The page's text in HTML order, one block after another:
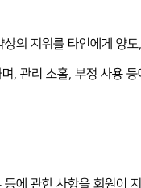
의 지위를 타인에게 양
, 관리 소홀, 부정 사용
에 관한 사항을 회원이